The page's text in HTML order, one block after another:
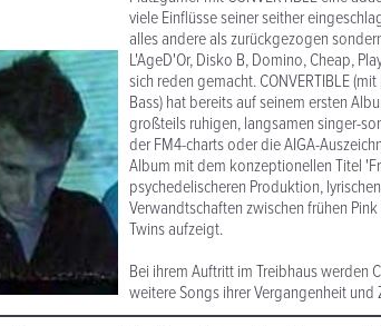
viele Einflüsse seiner seither
alles andere als zurückgezogen
L'AgeD'Or, Disko B, Domino, Cheap,
sich reden gemacht. CONVERTIBLE
Bass) hat bereits auf seinem ersten
großteils ruhigen, langsamen singer-
der FM4-charts oder die AIGA-
Album mit dem konzeptionellen Titel
psychedelischeren Produktion,
Verwandtschaften zwischen frühen
Twins aufzeigt.
Bei ihrem Auftritt im Treibhaus werden
weitere Songs ihrer Vergangenheit